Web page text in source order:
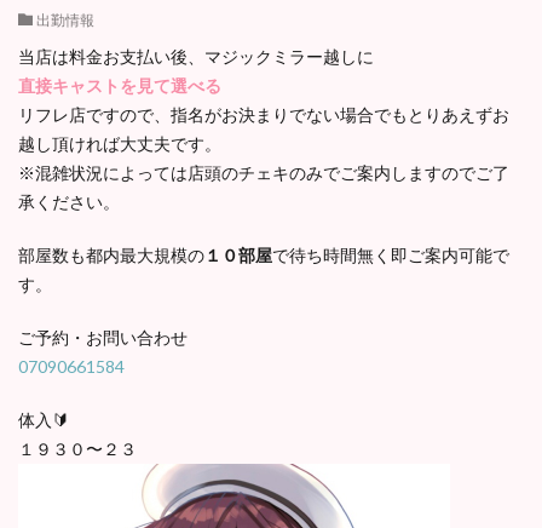
出勤情報
当店は料金お支払い後、マジックミラー越しに
直接キャストを見て選べる
リフレ店ですので、指名がお決まりでない場合でもとりあえずお
越し頂ければ大丈夫です。
※混雑状況によっては店頭のチェキのみでご案内しますのでご了
承ください。
部屋数も都内最大規模の１０部屋で待ち時間無く即ご案内可能で
す。
ご予約・お問い合わせ
07090661584
体入🔰
１９３０〜２３